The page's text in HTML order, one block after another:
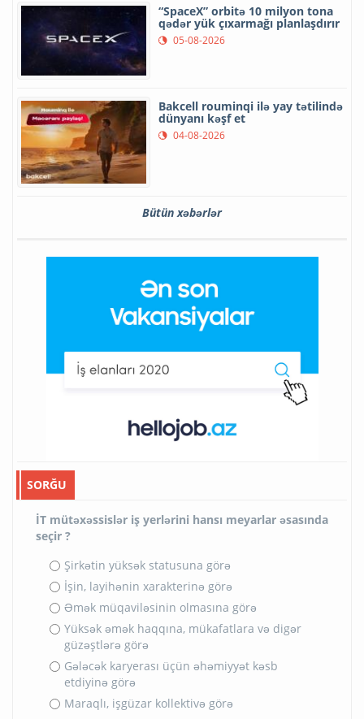
“SpaceX” orbitə 10 milyon tona
qədər yük çıxarmağı planlaşdırır
05-08-2026
Bakcell rouminqi ilə yay tətilində
dünyanı kəşf et
04-08-2026
Bütün xəbərlər
SORĞU
İT mütəxəssislər iş yerlərini hansı meyarlar əsasında
seçir ?
Şirkətin yüksək statusuna görə
İşin, layihənin xarakterinə görə
Əmək müqaviləsinin olmasına görə
Yüksək əmək haqqına, mükafatlara və digər
güzəştlərə görə
Gələcək karyerası üçün əhəmiyyət kəsb
etdiyinə görə
Maraqlı, işgüzar kollektivə görə